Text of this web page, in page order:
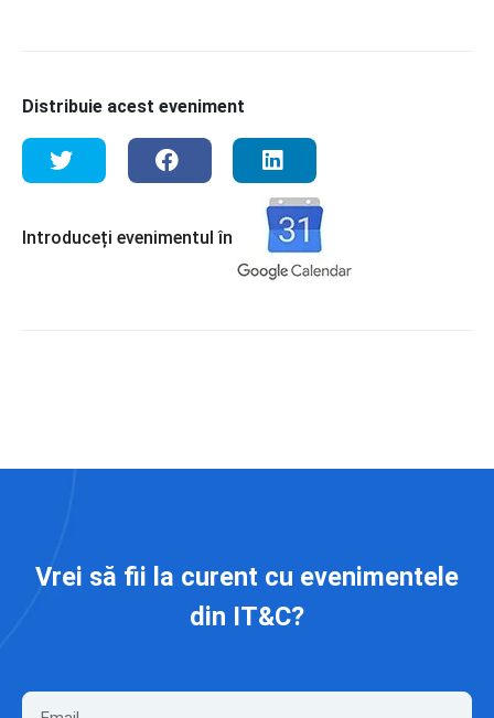
Distribuie acest eveniment
Introduceți evenimentul în
Vrei să fii la curent cu evenimentele
din IT&C?